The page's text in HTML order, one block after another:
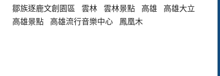
鄒族逐鹿文創園區
雲林 雲林景點 高雄
高雄大立
高雄景點
高雄流行音樂中心 鳳凰木